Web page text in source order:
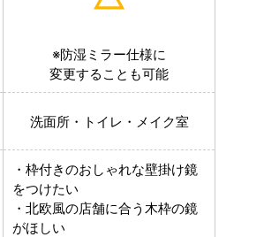
※防湿ミラー仕様に
変更することも可能
洗面所・トイレ・メイク室
・枠付きのおしゃれな壁掛け鏡
をつけたい
・北欧風の店舗に合う木枠の鏡
がほしい